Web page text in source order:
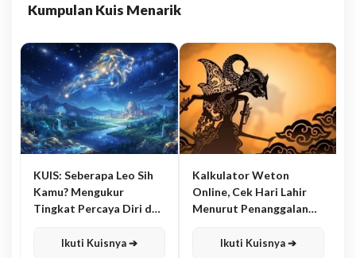
Kumpulan Kuis Menarik
KUIS: Seberapa Leo Sih
Kamu? Mengukur
Tingkat Percaya Diri dan
Ikuti Kuisnya ➔
Kalkulator Weton
Online, Cek Hari Lahir
Menurut Penanggalan
Ikuti Kuisnya ➔